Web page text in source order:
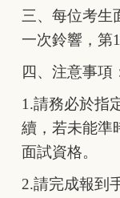
三、每位考生
一次鈴響，第
四、注意事項
1.請務必於指
續，若未能準
面試資格。
2.請完成報到